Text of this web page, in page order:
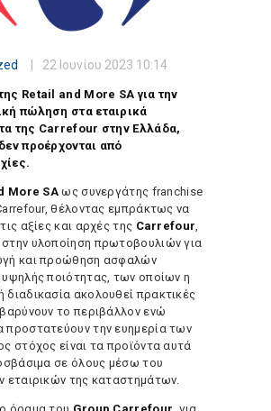
22 Ιουνίου 2023 10:14
Retail and More SA για την
πώληση στα εταιρικά
της Carrefour στην Ελλάδα,
προέρχονται από
More SA ως συνεργάτης franchise
θέλοντας εμπράκτως να
αξίες και αρχές της Carrefour
υλοποίηση πρωτοβουλιών για
και προώθηση ασφαλών
ποιότητας, των οποίων η
διαδικασία ακολουθεί πρακτικές
το περιβάλλον ενώ
προστατεύουν την ευημερία των
στόχος είναι τα προϊόντα αυτά
σε όλους μέσω του
εταιρικών της καταστημάτων.
όραμα του Group Carrefour , για